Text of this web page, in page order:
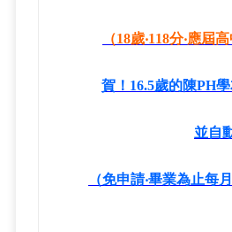
（18歲‧118分‧應屆
賀！ 16.5歲的陳PH
並自
（免申請‧畢業為止每